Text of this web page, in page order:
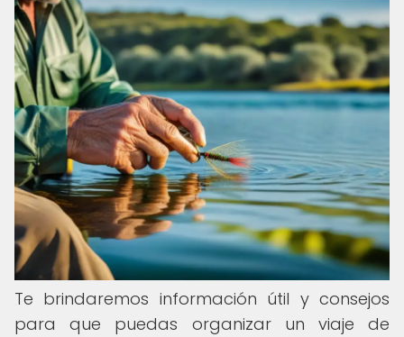
Te brindaremos información útil y consejos
para que puedas organizar un viaje de